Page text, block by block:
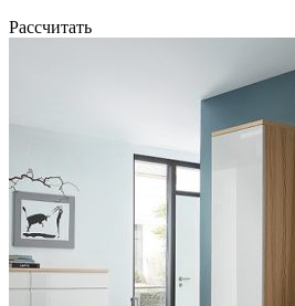
Рассчитать